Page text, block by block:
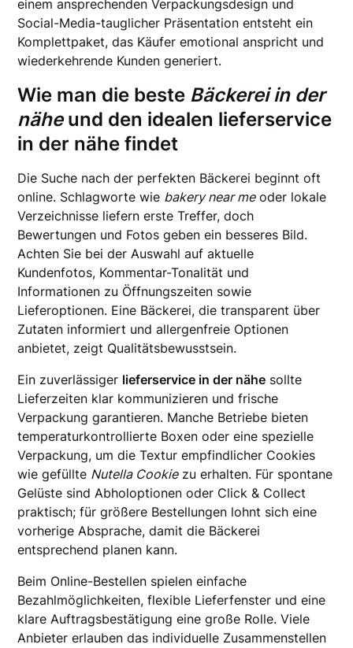
einem ansprechenden Verpackungsdesign und
Social-Media-tauglicher Präsentation entsteht ein
Komplettpaket, das Käufer emotional anspricht und
wiederkehrende Kunden generiert.
Wie man die beste Bäckerei in der
näheund den idealen lieferservice
in der nähe findet
Die Suche nach der perfekten Bäckerei beginnt oft
online. Schlagworte wie bakery near meoder lokale
Verzeichnisse liefern erste Treffer, doch
Bewertungen und Fotos geben ein besseres Bild.
Achten Sie bei der Auswahl auf aktuelle
Kundenfotos, Kommentar-Tonalität und
Informationen zu Öffnungszeiten sowie
Lieferoptionen. Eine Bäckerei, die transparent über
Zutaten informiert und allergenfreie Optionen
anbietet, zeigt Qualitätsbewusstsein.
Ein zuverlässiger lieferservice in der nähe sollte
Lieferzeiten klar kommunizieren und frische
Verpackung garantieren. Manche Betriebe bieten
temperaturkontrollierte Boxen oder eine spezielle
Verpackung, um die Textur empfindlicher Cookies
wie gefüllte Nutella Cookiezu erhalten. Für spontane
Gelüste sind Abholoptionen oder Click & Collect
praktisch; für größere Bestellungen lohnt sich eine
vorherige Absprache, damit die Bäckerei
entsprechend planen kann.
Beim Online-Bestellen spielen einfache
Bezahlmöglichkeiten, flexible Lieferfenster und eine
klare Auftragsbestätigung eine große Rolle. Viele
Anbieter erlauben das individuelle Zusammenstellen